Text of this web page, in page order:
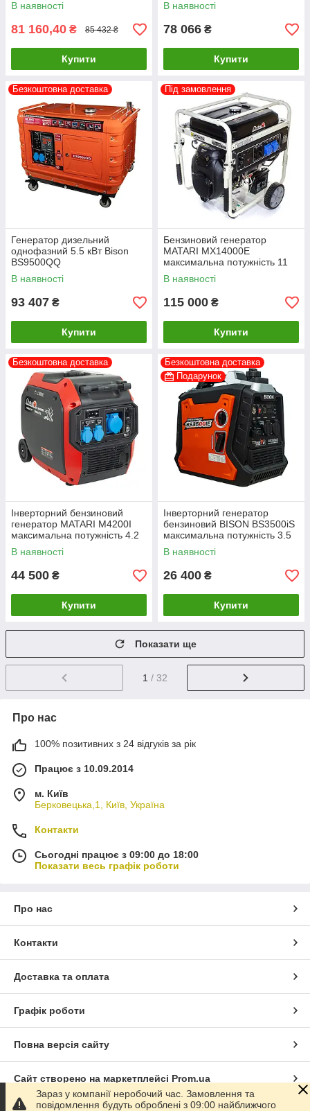
В наявності
81 160,40 ₴ 85 432 ₴
Купити
В наявності
78 066 ₴
Купити
Безкоштовна доставка
Генератор дизельний
однофазний 5.5 кВт Bison
BS9500QQ
В наявності
93 407 ₴
Купити
Під замовлення
Бензиновий генератор
MATARI MX14000E
максимальна потужність 11
кВт
В наявності
115 000 ₴
Купити
Безкоштовна доставка
Інверторний бензиновий
генератор MATARI M4200I
максимальна потужність 4.2
кВт
В наявності
44 500 ₴
Купити
Безкоштовна доставка
Подарунок
Інверторний генератор
бензиновий BISON BS3500iS
максимальна потужність 3.5
кВт
В наявності
26 400 ₴
Купити
Показати ще
1 / 32
Про нас
100% позитивних з 24 відгуків за рік
Працює з 10.09.2014
м. Київ
Берковецька,1, Київ, Україна
Контакти
Сьогодні працює з 09:00 до 18:00
Показати весь графік роботи
Про нас
Контакти
Доставка та оплата
Графік роботи
Повна версія сайту
Сайт створено на маркетплейсі Prom.ua
Зараз у компанії неробочий час. Замовлення та
повідомлення будуть оброблені з 09:00 найближчого